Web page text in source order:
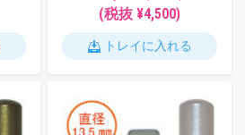
(税抜 ¥4,500)
トレイに入れる